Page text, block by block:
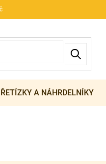
ŘETÍZKY A NÁHRDELNÍKY